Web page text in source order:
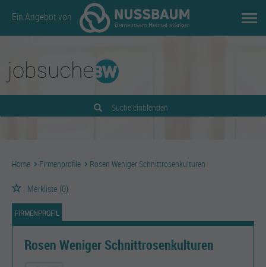
Ein Angebot von
Suche einblenden
Home Firmenprofile Rosen Weniger Schnittrosenkulturen
Merkliste (0)
FIRMENPROFIL
Rosen Weniger Schnittrosenkulturen